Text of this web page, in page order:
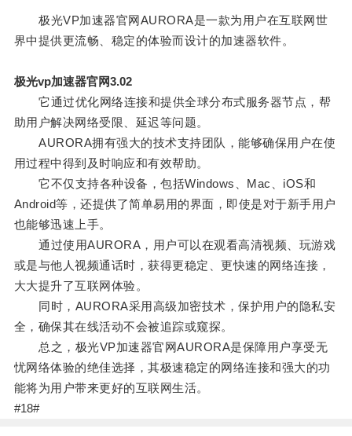
极光VP加速器官网AURORA是一款为用户在互联网世
界中提供更流畅、稳定的体验而设计的加速器软件。
极光vp加速器官网3.02
它通过优化网络连接和提供全球分布式服务器节点，帮
助用户解决网络受限、延迟等问题。
AURORA拥有强大的技术支持团队，能够确保用户在使
用过程中得到及时响应和有效帮助。
它不仅支持各种设备，包括Windows、Mac、iOS和
Android等，还提供了简单易用的界面，即使是对于新手用户
也能够迅速上手。
通过使用AURORA，用户可以在观看高清视频、玩游戏
或是与他人视频通话时，获得更稳定、更快速的网络连接，
大大提升了互联网体验。
同时，AURORA采用高级加密技术，保护用户的隐私安
全，确保其在线活动不会被追踪或窥探。
总之，极光VP加速器官网AURORA是保障用户享受无
忧网络体验的绝佳选择，其极速稳定的网络连接和强大的功
能将为用户带来更好的互联网生活。
#18#